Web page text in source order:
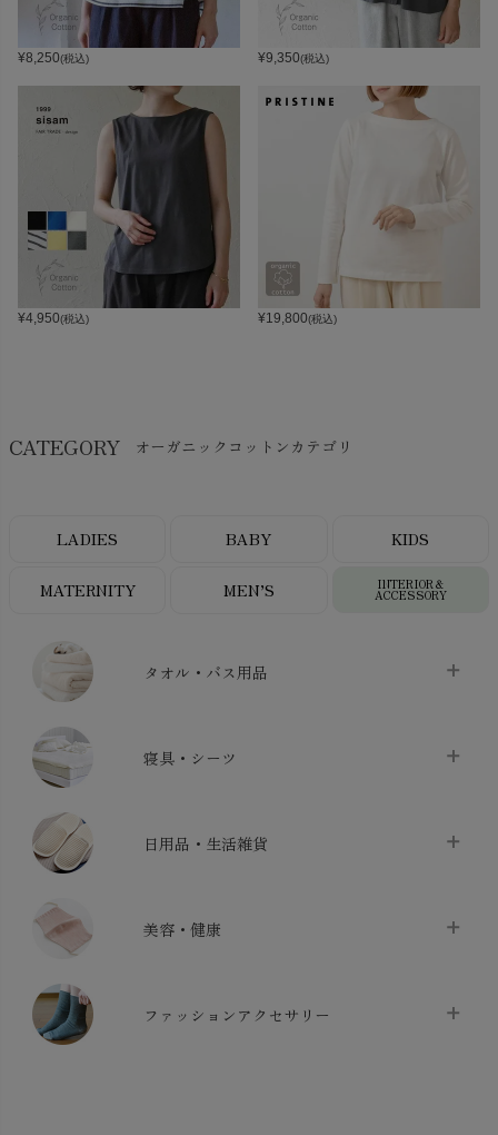
¥8,250(税込) ¥9,350(税込)
¥4,950(税込) ¥19,800(税込)
CATEGORY オーガニックコットンカテゴリ
LADIES BABY KIDS
MATERNITY MEN’S INTERIOR＆
ACCESSORY
タオル・バス用品
タオル
バス用品
寝具・シーツ
ベッドシーツ
布団カバー・カバーセット
枕・ピローケース
ケット・綿毛布 chevron_right
日用品・生活雑貨
クッション
生地・手芸用品
スリッパ・ルームシューズ
せっけん・洗剤
美容・健康
マスク
コットン・綿棒
ファッションアクセサリー